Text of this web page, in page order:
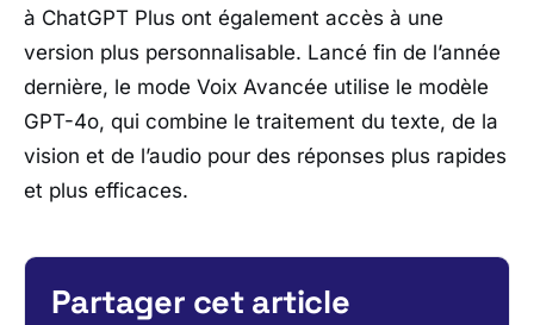
à ChatGPT Plus ont également accès à une
version plus personnalisable. Lancé fin de l’année
dernière, le mode Voix Avancée utilise le modèle
GPT-4o, qui combine le traitement du texte, de la
vision et de l’audio pour des réponses plus rapides
et plus efficaces.
Partager cet article